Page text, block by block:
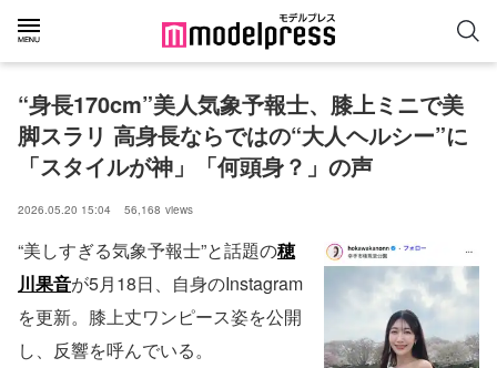
“身長170cm”美人気象予報士、膝上ミニで美
脚スラリ 高身長ならではの“大人ヘルシー”に
「スタイルが神」「何頭身？」の声
2026.05.20 15:04 56,168 views
“美しすぎる気象予報士”と話題の穂
川果音が5月18日、自身のInstagram
を更新。膝上丈ワンピース姿を公開
し、反響を呼んでいる。